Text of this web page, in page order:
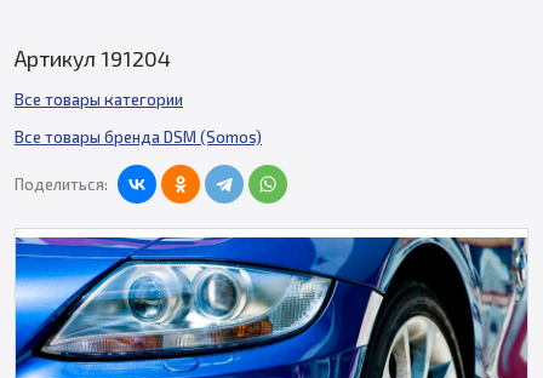
Артикул 191204
Все товары категории
Все товары бренда DSM (Somos)
Поделиться: